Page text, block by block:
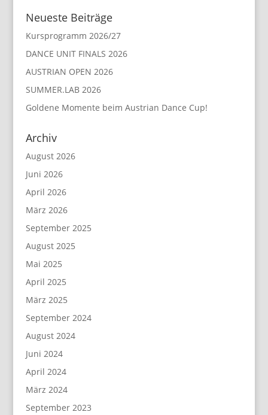
Neueste Beiträge
Kursprogramm 2026/27
DANCE UNIT FINALS 2026
AUSTRIAN OPEN 2026
SUMMER.LAB 2026
Goldene Momente beim Austrian Dance Cup!
Archiv
August 2026
Juni 2026
April 2026
März 2026
September 2025
August 2025
Mai 2025
April 2025
März 2025
September 2024
August 2024
Juni 2024
April 2024
März 2024
September 2023